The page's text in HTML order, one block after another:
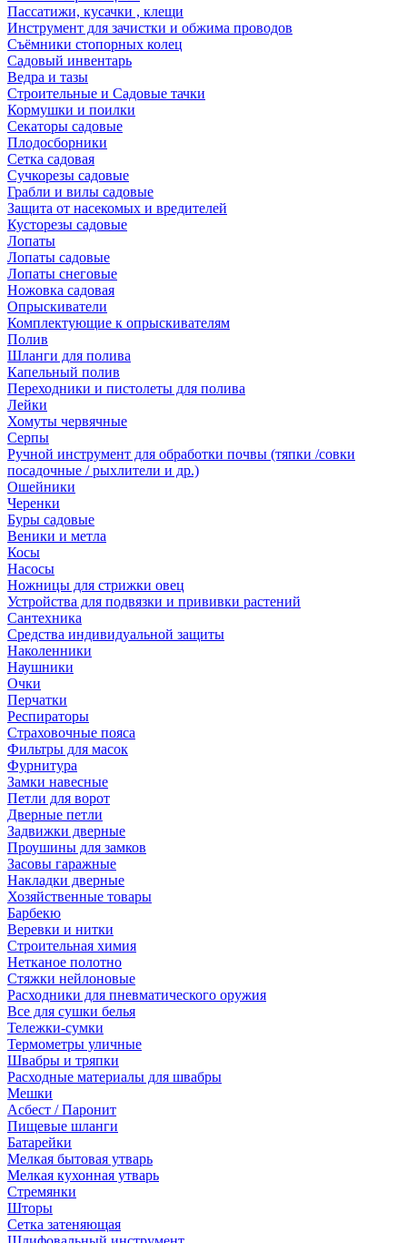
Пассатижи, кусачки , клещи
Инструмент для зачистки и обжима проводов
Съёмники стопорных колец
Садовый инвентарь
Ведра и тазы
Строительные и Садовые тачки
Кормушки и поилки
Секаторы садовые
Плодосборники
Сетка садовая
Сучкорезы садовые
Грабли и вилы садовые
Защита от насекомых и вредителей
Кусторезы садовые
Лопаты
Лопаты садовые
Лопаты снеговые
Ножовка садовая
Опрыскиватели
Комплектующие к опрыскивателям
Полив
Шланги для полива
Капельный полив
Переходники и пистолеты для полива
Лейки
Хомуты червячные
Серпы
Ручной инструмент для обработки почвы (тяпки /совки
посадочные / рыхлители и др.)
Ошейники
Черенки
Буры садовые
Веники и метла
Косы
Насосы
Ножницы для стрижки овец
Устройства для подвязки и прививки растений
Сантехника
Средства индивидуальной защиты
Наколенники
Наушники
Очки
Перчатки
Респираторы
Страховочные пояса
Фильтры для масок
Фурнитура
Замки навесные
Петли для ворот
Дверные петли
Задвижки дверные
Проушины для замков
Засовы гаражные
Накладки дверные
Хозяйственные товары
Барбекю
Веревки и нитки
Строительная химия
Нетканое полотно
Стяжки нейлоновые
Расходники для пневматического оружия
Все для сушки белья
Тележки-сумки
Термометры уличные
Швабры и тряпки
Расходные материалы для швабры
Мешки
Асбест / Паронит
Пищевые шланги
Батарейки
Мелкая бытовая утварь
Мелкая кухонная утварь
Стремянки
Шторы
Сетка затеняющая